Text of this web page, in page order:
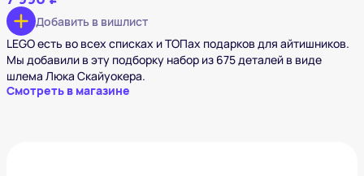
Добавить в вишлист
LEGO есть во всех списках и ТОПах подарков для айтишников.
Мы добавили в эту подборку набор из 675 деталей в виде
шлема Люка Скайуокера.
Смотреть в магазине